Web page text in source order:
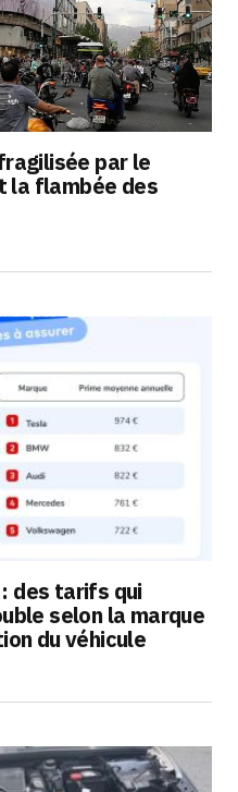
par le
la flambée des
des tarifs qui
selon la marque
du véhicule